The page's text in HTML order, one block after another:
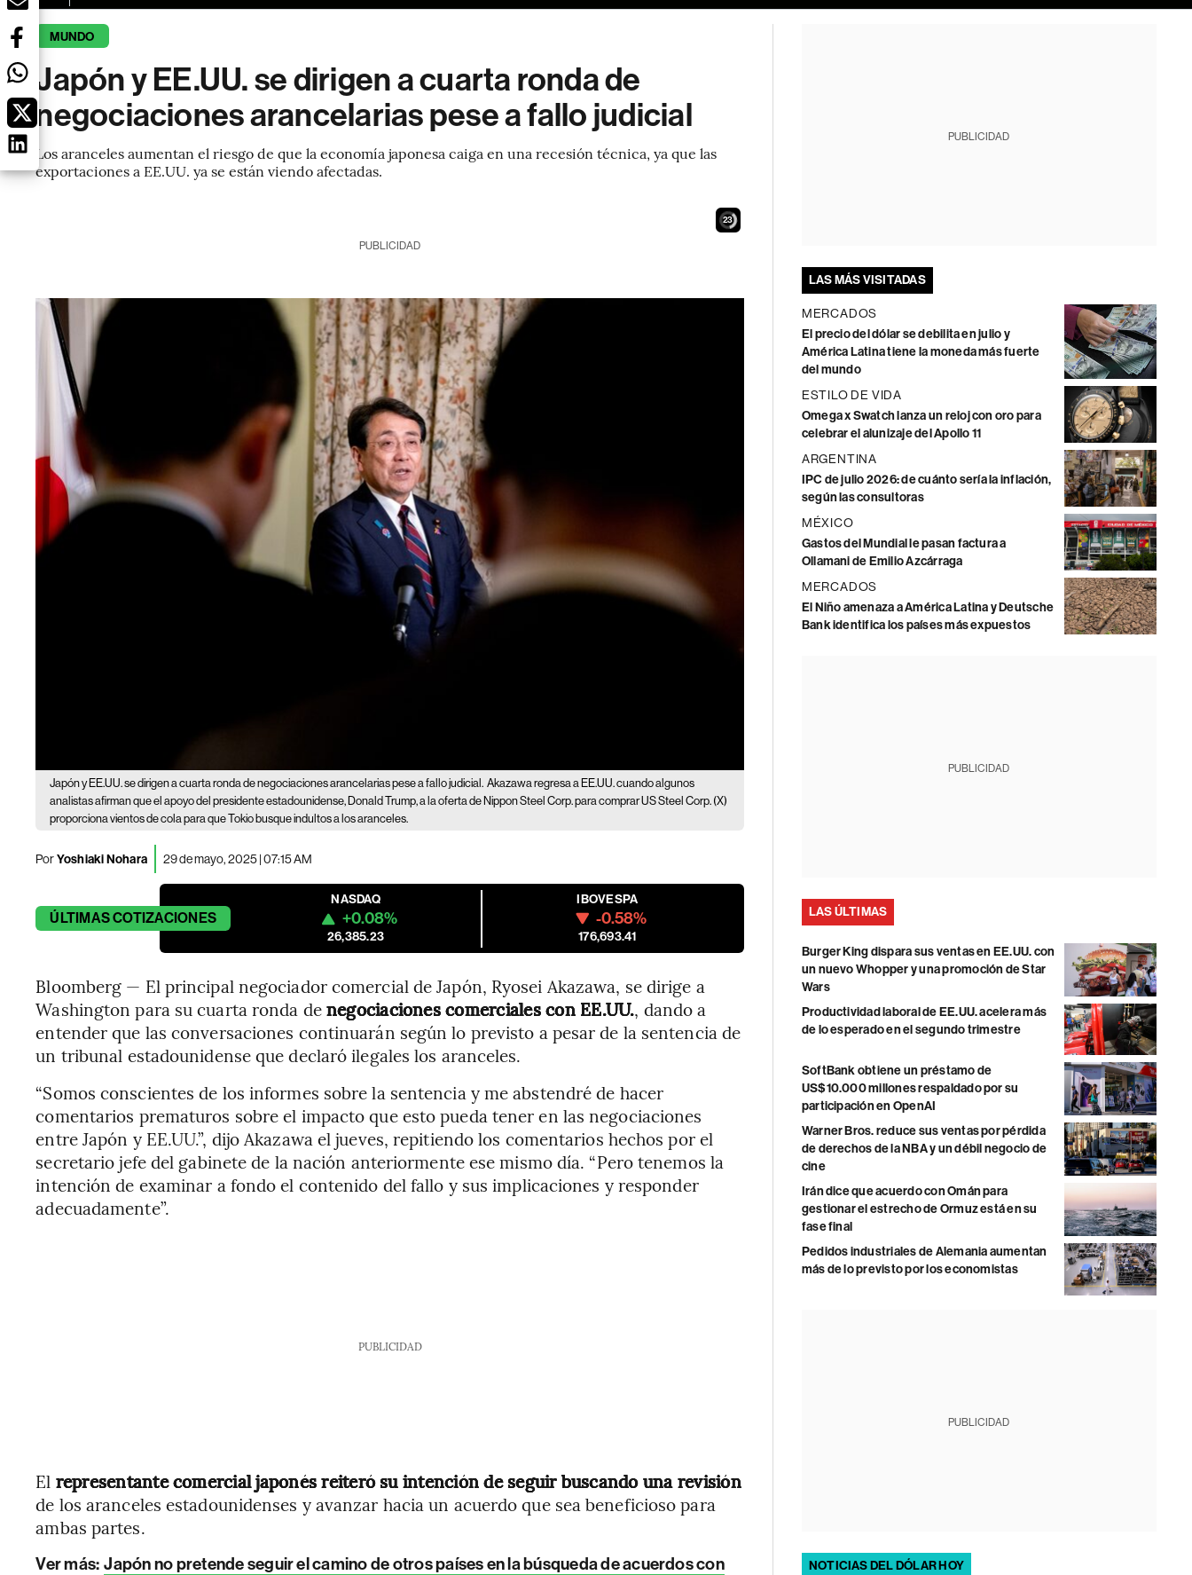
MUNDO
Japón y EE.UU. se dirigen a cuarta ronda de
negociaciones arancelarias pese a fallo judicial
Los aranceles aumentan el riesgo de que la economía japonesa caiga en una recesión técnica, ya que las
exportaciones a EE.UU. ya se están viendo afectadas.
21
PUBLICIDAD
Japón y EE.UU. se dirigen a cuarta ronda de negociaciones arancelarias pese a fallo judicial. Akazawa regresa a EE.UU. cuando algunos
analistas afirman que el apoyo del presidente estadounidense, Donald Trump, a la oferta de Nippon Steel Corp. para comprar US Steel Corp. (X)
proporciona vientos de cola para que Tokio busque indultos a los aranceles.
PorYoshiaki Nohara 29 de mayo, 2025 | 07:15 AM
ÚLTIMASCOTIZACIONES
NASDAQ
+0.08%
26,385.23
IBOVESPA
-0.58%
176,693.41
Bloomberg — El principal negociador comercial de Japón, Ryosei Akazawa, se dirige a
Washington para su cuarta ronda denegociaciones comerciales con EE.UU., dando a
entender que las conversaciones continuarán según lo previsto a pesar de la sentencia de
un tribunal estadounidense que declaró ilegales los aranceles.
“Somos conscientes de los informes sobre la sentencia y me abstendré de hacer
comentarios prematuros sobre el impacto que esto pueda tener en las negociaciones
entre Japón y EE.UU.”, dijo Akazawa el jueves, repitiendo los comentarios hechos por el
secretario jefe del gabinete de la nación anteriormente ese mismo día. “Pero tenemos la
intención de examinar a fondo el contenido del fallo y sus implicaciones y responder
adecuadamente”.
PUBLICIDAD
El representante comercial japonés reiteró su intención de seguir buscando una revisión
de los aranceles estadounidenses y avanzar hacia un acuerdo que sea beneficioso para
ambas partes.
Ver más: Japón no pretende seguir el camino de otros países en la búsqueda de acuerdos con
PUBLICIDAD
LAS MÁS VISITADAS
MERCADOS
El precio del dólar se debilita en julio y
América Latina tiene la moneda más fuerte
del mundo
ESTILO DE VIDA
Omega x Swatch lanza un reloj con oro para
celebrar el alunizaje del Apollo 11
ARGENTINA
IPC de julio 2026: de cuánto sería la inflación,
según las consultoras
MÉXICO
Gastos del Mundial le pasan factura a
Ollamani de Emilio Azcárraga
MERCADOS
El Niño amenaza a América Latina y Deutsche
Bank identifica los países más expuestos
PUBLICIDAD
LAS ÚLTIMAS
Burger King dispara sus ventas en EE.UU. con
un nuevo Whopper y una promoción de Star
Wars
Productividad laboral de EE.UU. acelera más
de lo esperado en el segundo trimestre
SoftBank obtiene un préstamo de
US$10.000 millones respaldado por su
participación en OpenAI
Warner Bros. reduce sus ventas por pérdida
de derechos de la NBA y un débil negocio de
cine
Irán dice que acuerdo con Omán para
gestionar el estrecho de Ormuz está en su
fase final
Pedidos industriales de Alemania aumentan
más de lo previsto por los economistas
PUBLICIDAD
NOTICIAS DEL DÓLAR HOY